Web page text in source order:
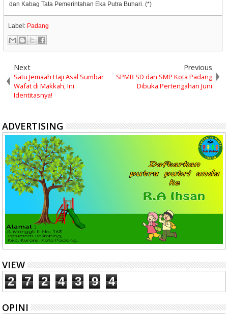
dan Kabag Tata Pemerintahan Eka Putra Buhari. (*)
Label: Padang
Next
Satu Jemaah Haji Asal Sumbar
Wafat di Makkah, Ini
Identitasnya!
Previous
SPMB SD dan SMP Kota Padang
Dibuka Pertengahan Juni
ADVERTISING
VIEW
2 7 2 4 3 9 4
OPINI